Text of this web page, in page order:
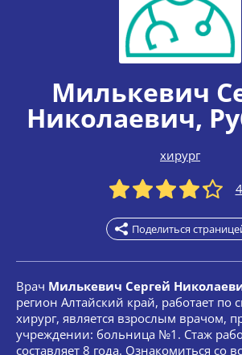
Милькевич
Николаевич,
хирург
Поделиться
Врач Милькевич Сергей
регион Алтайский край, работает по
хирург, является взрослым врачом,
учреждении: больница №1. Стаж
составляет 8 года. Ознакомиться со